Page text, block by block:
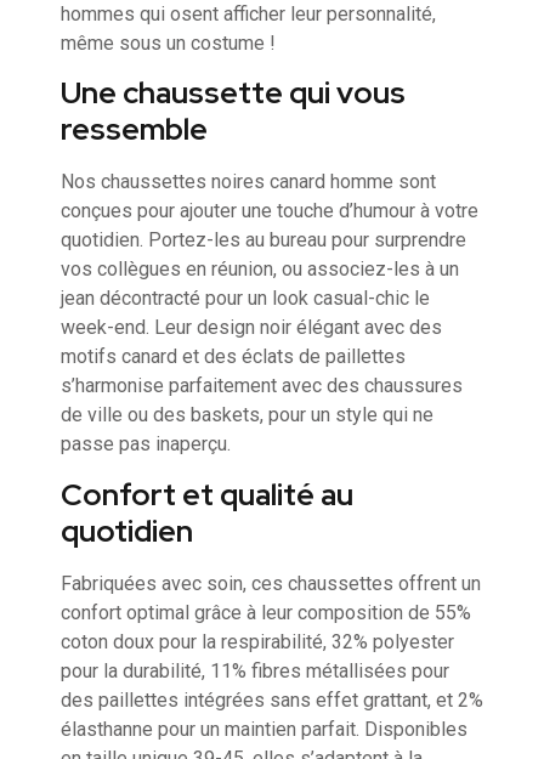
hommes qui osent afficher leur personnalité,
même sous un costume !
Une chaussette qui vous
ressemble
Nos chaussettes noires canard homme sont
conçues pour ajouter une touche d’humour à votre
quotidien. Portez-les au bureau pour surprendre
vos collègues en réunion, ou associez-les à un
jean décontracté pour un look casual-chic le
week-end. Leur design noir élégant avec des
motifs canard et des éclats de paillettes
s’harmonise parfaitement avec des chaussures
de ville ou des baskets, pour un style qui ne
passe pas inaperçu.
Confort et qualité au
quotidien
Fabriquées avec soin, ces chaussettes offrent un
confort optimal grâce à leur composition de 55%
coton doux pour la respirabilité, 32% polyester
pour la durabilité, 11% fibres métallisées pour
des paillettes intégrées sans effet grattant, et 2%
élasthanne pour un maintien parfait. Disponibles